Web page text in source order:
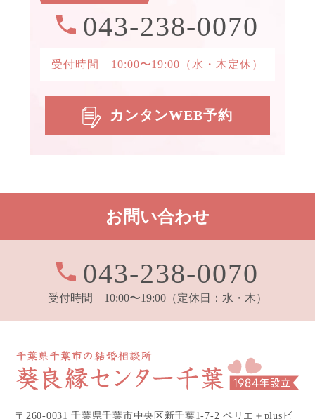
043-238-0070
受付時間 10:00〜19:00 （水・木定休）
カンタンWEB予約
お問い合わせ
043-238-0070
受付時間 10:00〜19:00 （定休日：水・木）
〒260-0031 千葉県千葉市中央区新千葉1-7-2 ペリエ＋plusビ